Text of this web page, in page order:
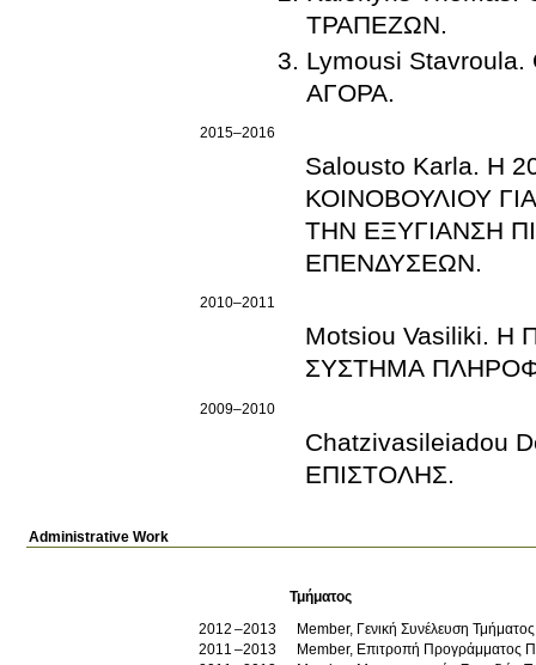
ΤΡΑΠΕΖΩΝ.
Lymousi
ΑΓΟΡΑ.
2015–2016
Salousto Karla. Η
ΚΟΙΝΟΒΟΥΛΙΟΥ
ΤΗΝ ΕΞΥΓΙΑΝΣΗ
ΕΠΕΝΔΥΣΕΩΝ.
2010–2011
Motsiou Vasiliki.
ΣΥΣΤΗΜΑ
2009–2010
Chatzivasileiadou
ΕΠΙΣΤΟΛΗΣ.
Administrative Work
Τμήματος
2012
2013
Member, Γενική Συνέλευση
2011
2013
Member, Επιτροπή Προγράμματος